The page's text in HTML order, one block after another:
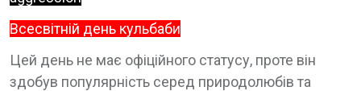
Всесвітній день кульбаби
Цей день не має офіційного статусу, проте він
здобув популярність серед природолюбів та